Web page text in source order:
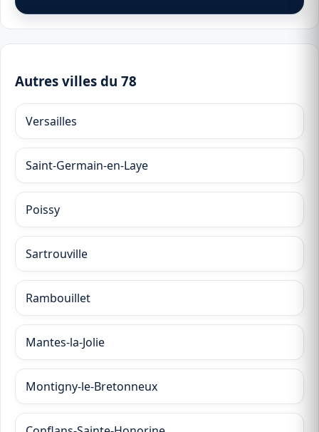
Autres villes du 78
Versailles
Saint-Germain-en-Laye
Poissy
Sartrouville
Rambouillet
Mantes-la-Jolie
Montigny-le-Bretonneux